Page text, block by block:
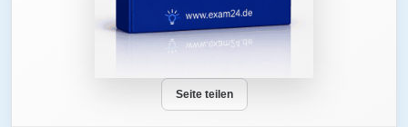
Seite teilen